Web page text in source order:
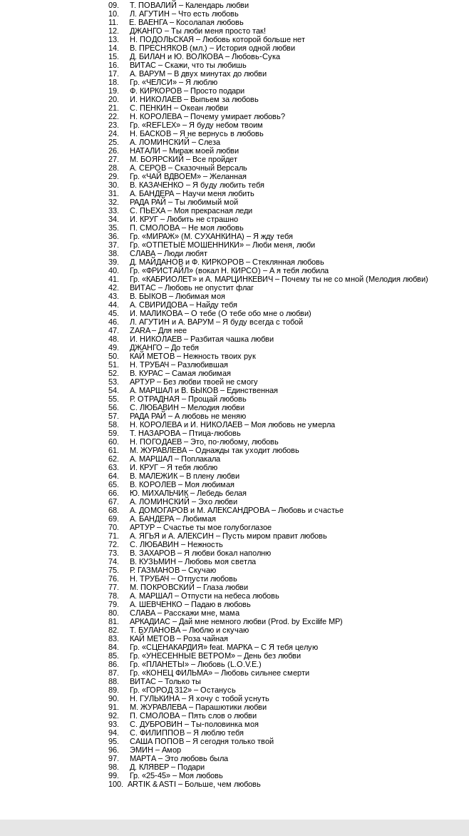
09. Т. ПОВАЛИЙ – Календарь любви
10. Л. АГУТИН – Что есть любовь
11. Е. ВАЕНГА – Косолапая любовь
12. ДЖАНГО – Ты люби меня просто так!
13. Н. ПОДОЛЬСКАЯ – Любовь которой больше нет
14. В. ПРЕСНЯКОВ (мл.) – История одной любви
15. Д. БИЛАН и Ю. ВОЛКОВА – Любовь-Сука
16. ВИТАС – Скажи, что ты любишь
17. А. ВАРУМ – В двух минутах до любви
18. Гр. «ЧЕЛСИ» – Я люблю
19. Ф. КИРКОРОВ – Просто подари
20. И. НИКОЛАЕВ – Выпьем за любовь
21. С. ПЕНКИН – Океан любви
22. Н. КОРОЛЕВА – Почему умирает любовь?
23. Гр. «REFLEX» – Я буду небом твоим
24. Н. БАСКОВ – Я не вернусь в любовь
25. А. ЛОМИНСКИЙ – Слеза
26. НАТАЛИ – Мираж моей любви
27. М. БОЯРСКИЙ – Все пройдет
28. А. СЕРОВ – Cказочный Версаль
29. Гр. «ЧАЙ ВДВОЕМ» – Желанная
30. В. КАЗАЧЕНКО – Я буду любить тебя
31. А. БАНДЕРА – Научи меня любить
32. РАДА РАЙ – Ты любимый мой
33. С. ПЬЕХА – Моя прекрасная леди
34. И. КРУГ – Любить не страшно
35. П. СМОЛОВА – Не моя любовь
36. Гр. «МИРАЖ» (М. СУХАНКИНА) – Я жду тебя
37. Гр. «ОТПЕТЫЕ МОШЕННИКИ» – Люби меня, люби
38. СЛАВА – Люди любят
39. Д. МАЙДАНОВ и Ф. КИРКОРОВ – Стеклянная любовь
40. Гр. «ФРИСТАЙЛ» (вокал Н. КИРСО) – А я тебя любила
41. Гр. «КАБРИОЛЕТ» и А. МАРЦИНКЕВИЧ – Почему ты не со мной (Мелодия любви)
42. ВИТАС – Любовь не опустит флаг
43. В. БЫКОВ – Любимая моя
44. А. СВИРИДОВА – Найду тебя
45. И. МАЛИКОВА – О тебе (О тебе обо мне о любви)
46. Л. АГУТИН и А. ВАРУМ – Я буду всегда с тобой
47. ZARA – Для нее
48. И. НИКОЛАЕВ – Разбитая чашка любви
49. ДЖАНГО – До тебя
50. КАЙ МЕТОВ – Нежность твоих рук
51. Н. ТРУБАЧ – Разлюбившая
52. В. КУРАС – Самая любимая
53. АРТУР – Без любви твоей не смогу
54. А. МАРШАЛ и В. БЫКОВ – Единственная
55. Р. ОТРАДНАЯ – Прощай любовь
56. С. ЛЮБАВИН – Мелодия любви
57. РАДА РАЙ – А любовь не меняю
58. Н. КОРОЛЕВА и И. НИКОЛАЕВ – Моя любовь не умерла
59. Т. НАЗАРОВА – Птица-любовь
60. Н. ПОГОДАЕВ – Это, по-любому, любовь
61. М. ЖУРАВЛЕВА – Однажды так уходит любовь
62. А. МАРШАЛ – Поплакала
63. И. КРУГ – Я тебя люблю
64. В. МАЛЕЖИК – В плену любви
65. В. КОРОЛЕВ – Моя любимая
66. Ю. МИХАЛЬЧИК – Лебедь белая
67. А. ЛОМИНСКИЙ – Эхо любви
68. А. ДОМОГАРОВ и М. АЛЕКСАНДРОВА – Любовь и счастье
69. А. БАНДЕРА – Любимая
70. АРТУР – Счастье ты мое голубоглазое
71. А. ЯГЬЯ и А. АЛЕКСИН – Пусть миром правит любовь
72. С. ЛЮБАВИН – Нежность
73. В. ЗАХАРОВ – Я любви бокал наполню
74. В. КУЗЬМИН – Любовь моя светла
75. Р. ГАЗМАНОВ – Скучаю
76. Н. ТРУБАЧ – Отпусти любовь
77. М. ПОКРОВСКИЙ – Глаза любви
78. А. МАРШАЛ – Отпусти на небеса любовь
79. А. ШЕВЧЕНКО – Падаю в любовь
80. СЛАВА – Расскажи мне, мама
81. АРКАДИАС – Дай мне немного любви (Prod. by Excilife MP)
82. Т. БУЛАНОВА – Люблю и скучаю
83. КАЙ МЕТОВ – Роза чайная
84. Гр. «СЦЕНАКАРДИЯ» feat. МАРКА – С Я тебя целую
85. Гр. «УНЕСЕННЫЕ ВЕТРОМ» – День без любви
86. Гр. «ПЛАНЕТЫ» – Любовь (L.O.V.E.)
87. Гр. «КОНЕЦ ФИЛЬМА» – Любовь сильнее смерти
88. ВИТАС – Только ты
89. Гр. «ГОРОД 312» – Останусь
90. Н. ГУЛЬКИНА – Я хочу с тобой уснуть
91. М. ЖУРАВЛЕВА – Парашютики любви
92. П. СМОЛОВА – Пять слов о любви
93. С. ДУБРОВИН – Ты-половинка моя
94. С. ФИЛИППОВ – Я люблю тебя
95. САША ПОПОВ – Я сегодня только твой
96. ЭМИН – Амор
97. МАРТА – Это любовь была
98. Д. КЛЯВЕР – Подари
99. Гр. «25-45» – Моя любовь
100. ARTIK & ASTI – Больше, чем любовь